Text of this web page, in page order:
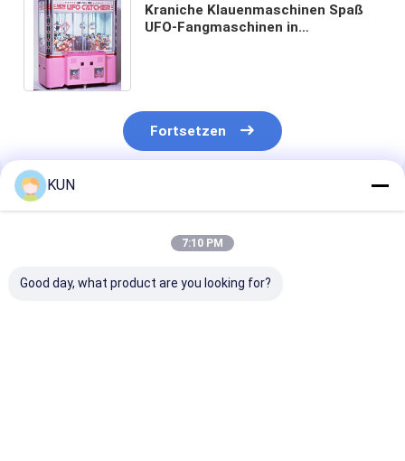
Kraniche Klauenmaschinen Spaß
UFO-Fangmaschinen in
Fortsetzen
Empfohlene Produkte
KUN
7:10 PM
Good day, what product are you looking for?